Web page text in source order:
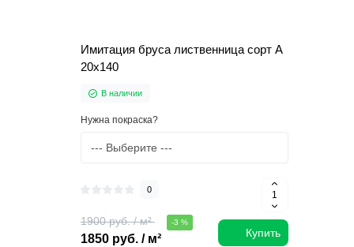
Имитация бруса лиственница сорт А
20х140
В наличии
Нужна покраска?
0
1900 руб. / м² -3 %
1850 руб. / м² Купить